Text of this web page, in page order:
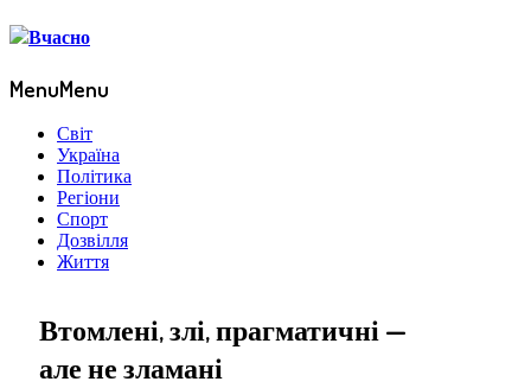
MenuMenu
Світ
Україна
Політика
Регіони
Спорт
Дозвілля
Життя
Втомлені, злі, прагматичні —
але не зламані